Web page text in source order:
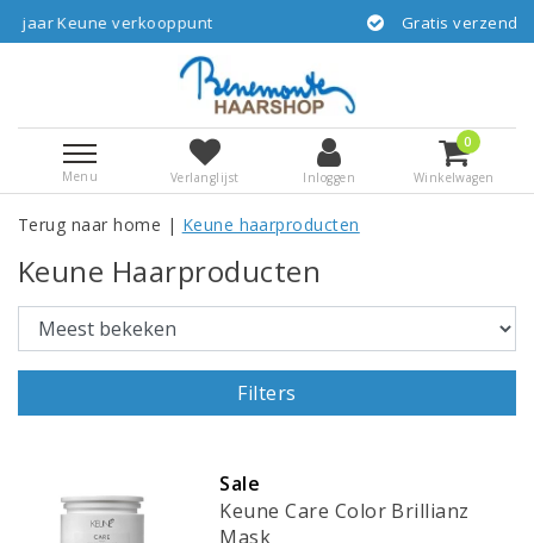
Gratis verzending vanaf € 55,-- NL via
Menu Verlanglijst Inloggen
0
Winkelwagen
Terug naar home | Keune haarproducten
Keune Haarproducten
Filters
Sale
Keune Care Color Brillianz
Mask